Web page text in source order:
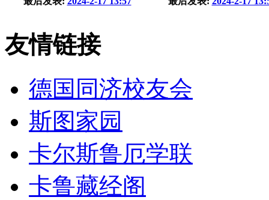
友情链接
德国同济校友会
斯图家园
卡尔斯鲁厄学联
卡鲁藏经阁